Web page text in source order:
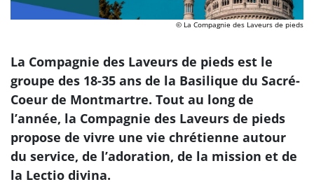
© La Compagnie des Laveurs de pieds
La Compagnie des Laveurs de pieds est le
groupe des 18-35 ans de la Basilique du Sacré-
Coeur de Montmartre. Tout au long de
l’année, la Compagnie des Laveurs de pieds
propose de vivre une vie chrétienne autour
du service, de l’adoration, de la mission et de
la Lectio divina.